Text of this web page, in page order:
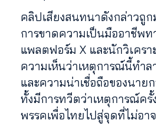
คลิปเสียงสนทนาดังกล่าวถูก
การขาดความเป็นมืออาชีพท
แพลตฟอร์ม X และนักวิเคร
ความเห็นว่าเหตุการณ์นี้ทำล
และความน่าเชื่อถือของนาย
ทั้งมีการทวีตว่าเหตุการณ์ครั้
พรรคเพื่อไทยไปสู่จุดที่ไม่อา